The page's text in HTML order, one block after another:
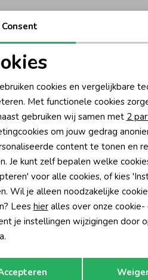
cookies
cookies
Terug
Consent
cookies en vergelijkbare
Met functionele cookies
gebruiken wij samen met 2
om jouw gedrag
content te tonen en
Je kunt zelf bepalen welke
voor alle cookies, of kies
Wil je alleen noodzakelijke
Lees hieralles over onze cookie-
je instellingen wijzigingen door